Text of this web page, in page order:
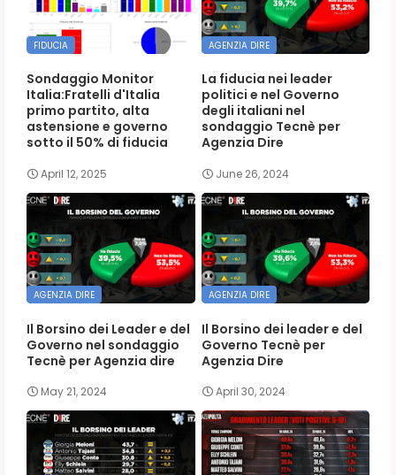
FIDUCIA
Sondaggio Monitor
Italia:Fratelli d'Italia
primo partito, alta
astensione e governo
sotto il 50% di fiducia
April 12, 2025
AGENZIA DIRE
La fiducia nei leader
politici e nel Governo
degli italiani nel
sondaggio Tecnè per
Agenzia Dire
June 26, 2024
AGENZIA DIRE
Il Borsino dei Leader e del
Governo nel sondaggio
Tecnè per Agenzia dire
May 21, 2024
AGENZIA DIRE
Il Borsino dei leader e del
Governo Tecnè per
Agenzia Dire
April 30, 2024